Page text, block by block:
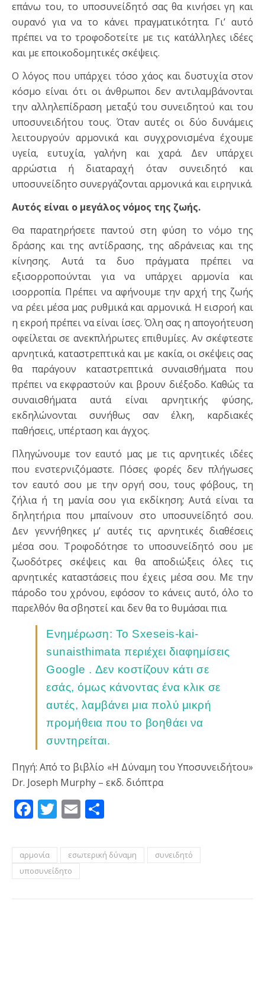
επάνω του, το υποσυνείδητό σας θα κινήσει γη και
ουρανό για να το κάνει πραγματικότητα. Γι’ αυτό
πρέπει να το τροφοδοτείτε με τις κατάλληλες ιδέες
και με εποικοδομητικές σκέψεις.
Ο λόγος που υπάρχει τόσο χάος και δυστυχία στον
κόσμο είναι ότι οι άνθρωποι δεν αντιλαμβάνονται
την αλληλεπίδραση μεταξύ του συνειδητού και του
υποσυνειδήτου τους. Όταν αυτές οι δύο δυνάμεις
λειτουργούν αρμονικά και συγχρονισμένα έχουμε
υγεία, ευτυχία, γαλήνη και χαρά. Δεν υπάρχει
αρρώστια ή διαταραχή όταν συνειδητό και
υποσυνείδητο συνεργάζονται αρμονικά και ειρηνικά.
Αυτός είναι ο μεγάλος νόμος της ζωής.
Θα παρατηρήσετε παντού στη φύση το νόμο της
δράσης και της αντίδρασης, της αδράνειας και της
κίνησης. Αυτά τα δυο πράγματα πρέπει να
εξισορροπούνται για να υπάρχει αρμονία και
ισορροπία. Πρέπει να αφήνουμε την αρχή της ζωής
να ρέει μέσα μας ρυθμικά και αρμονικά. Η εισροή και
η εκροή πρέπει να είναι ίσες. Όλη σας η απογοήτευση
οφείλεται σε ανεκπλήρωτες επιθυμίες. Αν σκέφτεστε
αρνητικά, καταστρεπτικά και με κακία, οι σκέψεις σας
θα παράγουν καταστρεπτικά συναισθήματα που
πρέπει να εκφραστούν και βρουν διέξοδο. Καθώς τα
συναισθήματα αυτά είναι αρνητικής φύσης,
εκδηλώνονται συνήθως σαν έλκη, καρδιακές
παθήσεις, υπέρταση και άγχος.
Πληγώνουμε τον εαυτό μας με τις αρνητικές ιδέες
που ενστερνιζόμαστε. Πόσες φορές δεν πλήγωσες
τον εαυτό σου με την οργή σου, τους φόβους, τη
ζήλια ή τη μανία σου για εκδίκηση; Αυτά είναι τα
δηλητήρια που μπαίνουν στο υποσυνείδητό σου.
Δεν γεννήθηκες μ’ αυτές τις αρνητικές διαθέσεις
μέσα σου. Τροφοδότησε το υποσυνείδητό σου με
ζωοδότρες σκέψεις και θα αποδιώξεις όλες τις
αρνητικές καταστάσεις που έχεις μέσα σου. Με την
πάροδο του χρόνου, εφόσον το κάνεις αυτό, όλο το
παρελθόν θα σβηστεί και δεν θα το θυμάσαι πια.
Ενημέρωση: Το Sxeseis-kai-
sunaisthimata περιέχει διαφημίσεις
Google . Δεν κοστίζουν κάτι σε
εσάς, όμως κάνοντας ένα κλικ σε
αυτές, λαμβάνει μια πολύ μικρή
προμήθεια που το βοηθάει να
συντηρείται.
Πηγή: Από το βιβλίο «Η Δύναμη του Υποσυνειδήτου»
Dr. Joseph Murphy – εκδ. διόπτρα
Facebook
Twitter
Email
αρμονία εσωτερική δύναμη
συνειδητό
υποσυνείδητο